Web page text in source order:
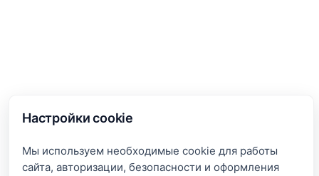
Настройки cookie
Мы используем необходимые cookie для работы
сайта, авторизации, безопасности и оформления